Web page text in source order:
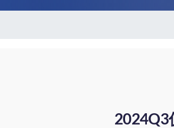
2024Q3